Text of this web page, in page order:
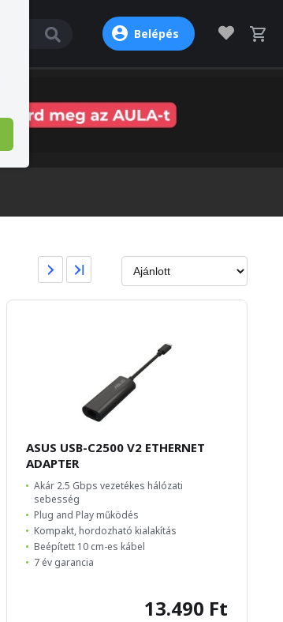
Belépés
ASUS USB-C2500 V2 ETHERNET
ADAPTER
Akár 2.5 Gbps vezetékes hálózati
sebesség
Plug and Play működés
Kompakt, hordozható kialakítás
Beépített 10 cm-es kábel
7 év garancia
13.490 Ft